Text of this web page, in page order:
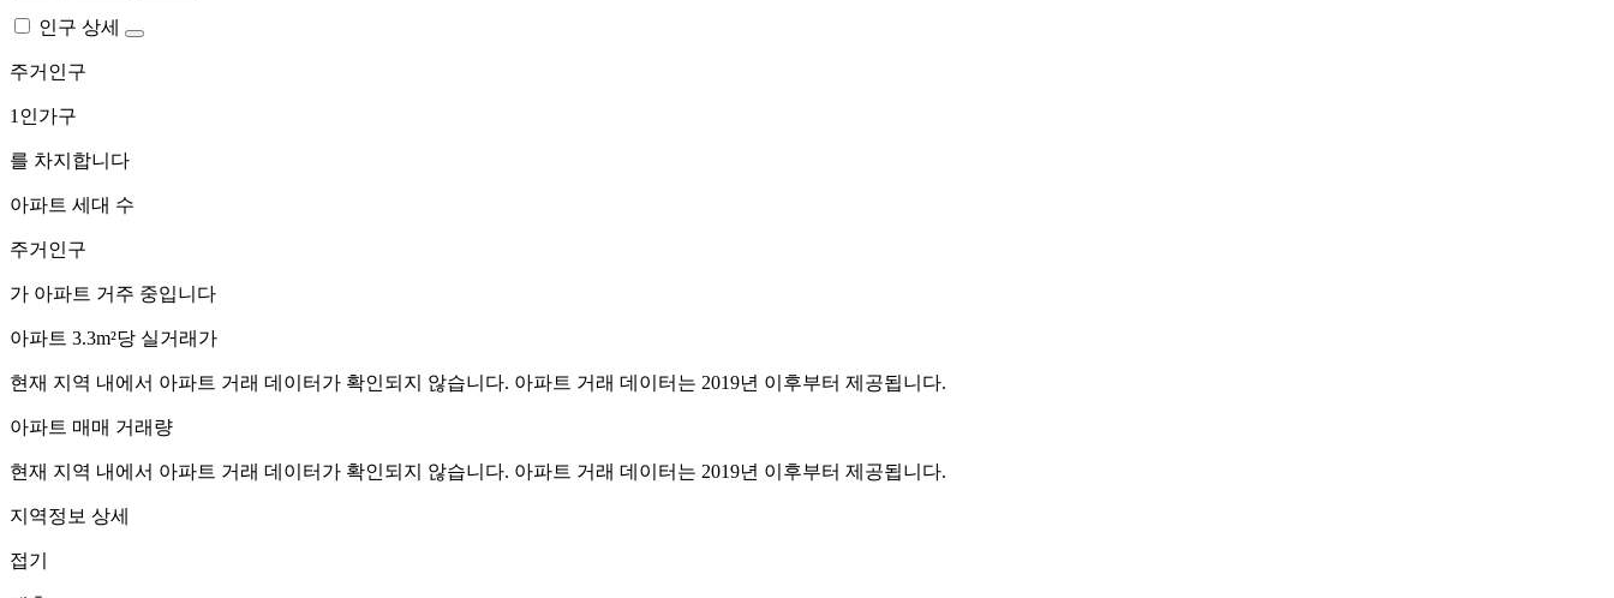
인구 상세
주거인구
1인가구
를 차지합니다
아파트 세대 수
주거인구
가 아파트 거주 중입니다
아파트 3.3m²당 실거래가
현재 지역 내에서 아파트 거래 데이터가 확인되지 않습니다. 아파트 거래 데이터는 2019년 이후부터 제공됩니다.
아파트 매매 거래량
현재 지역 내에서 아파트 거래 데이터가 확인되지 않습니다. 아파트 거래 데이터는 2019년 이후부터 제공됩니다.
지역정보 상세
접기